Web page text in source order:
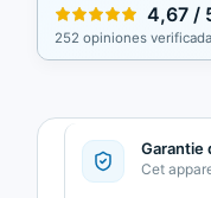
4,67 /
252 opiniones
Garantie
Cet